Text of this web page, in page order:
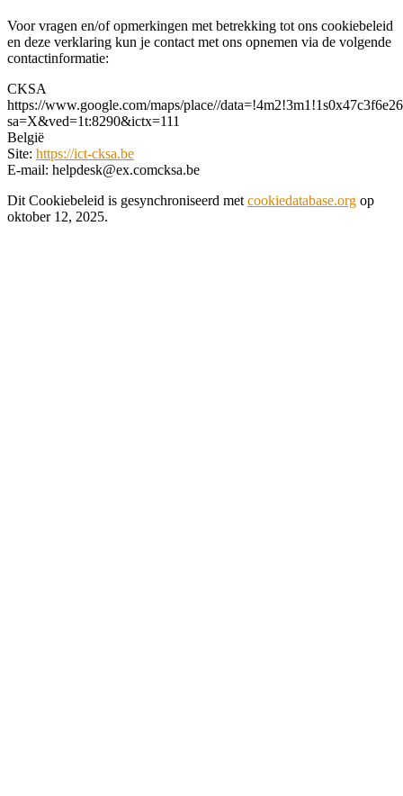
Voor vragen en/of opmerkingen met betrekking tot ons cookiebeleid
en deze verklaring kun je contact met ons opnemen via de volgende
contactinformatie:
CKSA
https://www.google.com/maps/place//
sa=X&ved=1t:8290&ictx=111
België
Site: https://ict-cksa.be
E-mail: helpdesk@ex.comcksa.be
Dit Cookiebeleid is gesynchroniseerd met cookiedatabase.org op
oktober 12, 2025.